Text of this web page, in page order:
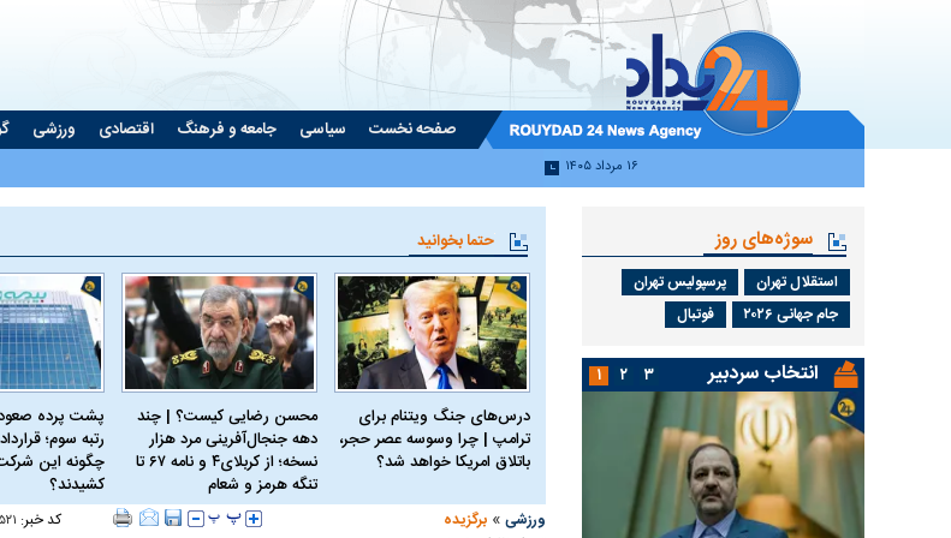
صفحه نخست سیاسی جامعه و فرهنگ اقتصادی ورزشی
۱۶ مرداد ۱۴۰۵
حتما بخوانید
درس‌های جنگ ویتنام برای
ترامپ | چرا وسوسه عصر حجر،
باتلاق امریکا خواهد شد؟
محسن رضایی کیست؟ | چند
دهه جنجال‌آفرینی مرد هزار
نسخه؛ از کربلای۴ و نامه ۶۷ تا
تنگه هرمز و شعام
پشت پرده
رتبه سوم؛
چگونه این شرکت
کشیدند؟
ورزشی » برگزیده کد خبر:
سوژه‌های روز
استقلال تهران
پرسپولیس تهران
جام جهانی ۲۰۲۶
فوتبال
انتخاب سردبیر ۱ ۲ ۳